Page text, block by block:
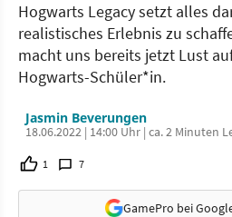
Hogwarts Legacy setzt alles
realistisches Erlebnis zu
macht uns bereits jetzt Lust
Hogwarts-Schüler*in.
Jasmin Beverungen
18.06.2022 | 14:00 Uhr | ca. 2 Minuten
1 7
GamePro bei